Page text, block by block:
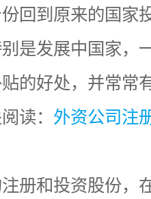
回到原来的国家
是发展中国家，
的好处，并常常
读： 外资公司注
册和投资股份，